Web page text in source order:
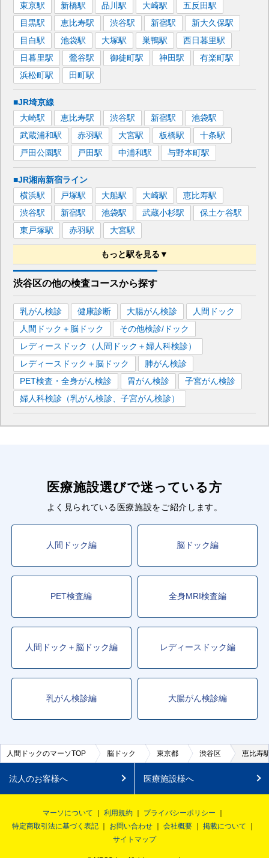
東京駅 新橋駅 品川駅 大崎駅 五反田駅
目黒駅 恵比寿駅 渋谷駅 新宿駅 新大久保駅
目白駅 池袋駅 大塚駅 巣鴨駅 西日暮里駅
日暮里駅 鶯谷駅 御徒町駅 神田駅 有楽町駅
浜松町駅 田町駅
■JR埼京線
大崎駅 恵比寿駅 渋谷駅 新宿駅 池袋駅
武蔵浦和駅 赤羽駅 大宮駅 板橋駅 十条駅
戸田公園駅 戸田駅 中浦和駅 与野本町駅
■JR湘南新宿ライン
横浜駅 戸塚駅 大船駅 大崎駅 恵比寿駅
渋谷駅 新宿駅 池袋駅 武蔵小杉駅 保土ケ谷駅
東戸塚駅 赤羽駅 大宮駅
もっと駅を見る▼
■東京メトロ日比谷線
恵比寿駅 仲御徒町駅 南千住駅 八丁堀駅
中目黒駅 銀座駅 虎ノ門ヒルズ駅 霞ケ関 駅
人形町 駅 神谷町 駅 六本木駅
渋谷区の他の検査コースから探す
乳がん検診 健康診断 大腸がん検診
人間ドック
人間ドック＋脳ドック
その他検診/ドック
レディースドック（人間ドック＋婦人科検診）
レディースドック＋脳ドック
肺がん検診
PET検査・全身がん検診
胃がん検診
子宮がん検診
婦人科検診（乳がん検診、子宮がん検診）
医療施設選びで迷っている方
よく見られている医療施設をご紹介します。
人間ドック編 脳ドック編
PET検査編 全身MRI検査編
人間ドック＋脳ドック編 レディースドック編
乳がん検診編 大腸がん検診編
人間ドックのマーソTOP 脳ドック 東京都 渋谷区 恵比寿
法人のお客様へ 医療施設様へ
マーソについて 利用規約
プライバシーポリシー
特定商取引法に基づく表記
お問い合わせ 会社概要
掲載について
サイトマップ